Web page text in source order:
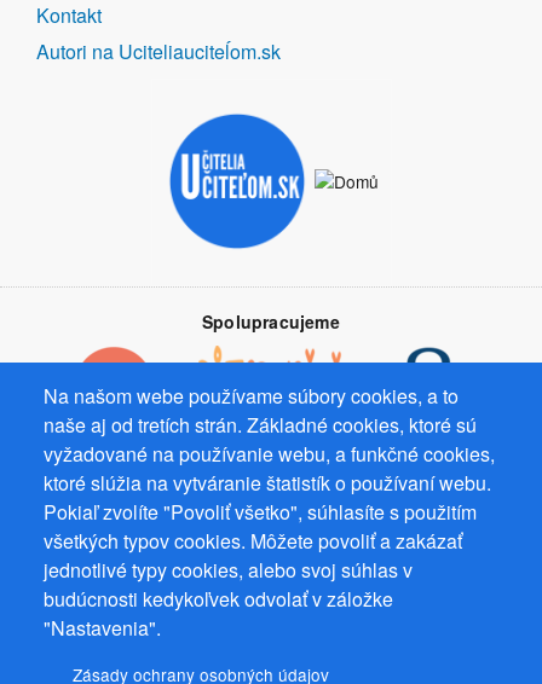
Na našom webe používame súbory cookies, a to
naše aj od tretích strán. Základné cookies, ktoré sú
vyžadované na používanie webu, a funkčné cookies,
ktoré slúžia na vytváranie štatistík o používaní webu.
Pokiaľ zvolíte "Povoliť všetko", súhlasíte s použitím
všetkých typov cookies. Môžete povoliť a zakázať
jednotlivé typy cookies, alebo svoj súhlas v
budúcnosti kedykoľvek odvolať v záložke
"Nastavenia".
Zásady ochrany osobných údajov
Kontakt
Autori na Uciteliauciteĺom.sk
Spolupracujeme
Prevádzkovateľ: Mgr. Bc. Žaneta Radimecká, MBA, Ostrov 256, 561
22 Ostrov, IČ 08993033, DIČ CZ9161263958
© 2026PuzzleWebss.r.o.